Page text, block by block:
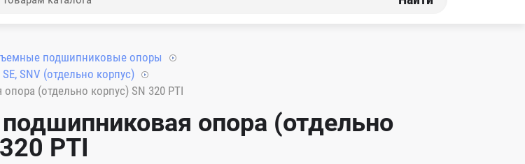
подшипниковые опоры
SNV (отдельно корпус)
(отдельно корпус) SN 320 PTI
опора (отдельно
PTI